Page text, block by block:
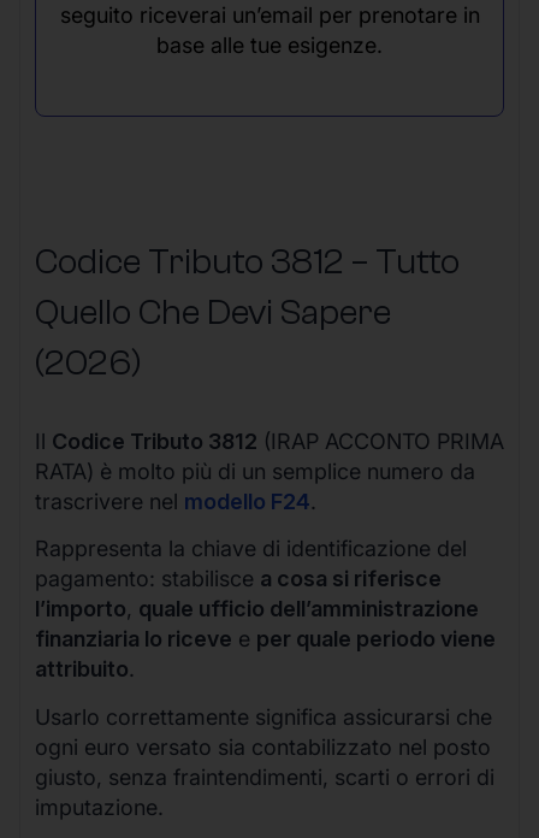
seguito riceverai un’email per prenotare in
base alle tue esigenze.
Codice Tributo 3812 – Tutto
Quello Che Devi Sapere
(2026)
Il Codice Tributo 3812 (IRAP ACCONTO PRIMA
RATA) è molto più di un semplice numero da
trascrivere nel modello F24.
Rappresenta la chiave di identificazione del
pagamento: stabilisce a cosa si riferisce
l’importo, quale ufficio dell’amministrazione
finanziaria lo riceve e per quale periodo viene
attribuito.
Usarlo correttamente significa assicurarsi che
ogni euro versato sia contabilizzato nel posto
giusto, senza fraintendimenti, scarti o errori di
imputazione.